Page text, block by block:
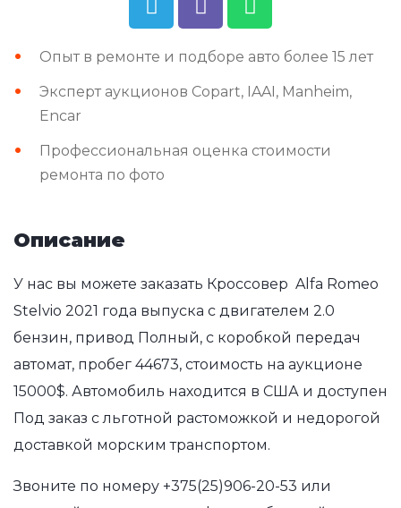
Опыт в ремонте и подборе авто более 15 лет
Эксперт аукционов Copart, IAAI, Manheim,
Encar
Профессиональная оценка стоимости
ремонта по фото
Описание
У нас вы можете заказать Кроссовер Alfa Romeo
Stelvio 2021 года выпуска с двигателем 2.0
бензин, привод Полный, с коробкой передач
автомат, пробег 44673, стоимость на аукционе
15000$. Автомобиль находится в США и доступен
Под заказ с льготной растоможкой и недорогой
доставкой морским транспортом.
Звоните по номеру +375(25)906-20-53 или